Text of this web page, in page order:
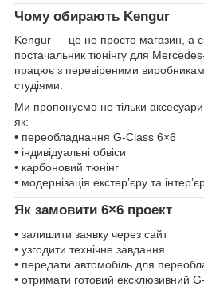
Чому обирають Kengur
Kengur — це не просто магазин, а
постачальник тюнінгу для
працює з перевіреними
студіями.
Ми пропонуємо не тільки
як:
• переобладнання G-Class 6×6
• індивідуальні обвіси
• карбоновий тюнінг
• модернізація екстер’єру та
Як замовити 6×6 проект
• залишити заявку через сайт
• узгодити технічне завдання
• передати автомобіль для
• отримати готовий ексклюзивний